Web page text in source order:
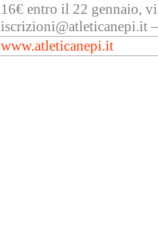
16€ entro il 22 gennaio,
iscrizioni@atleticanepi.it
www.atleticanepi.it